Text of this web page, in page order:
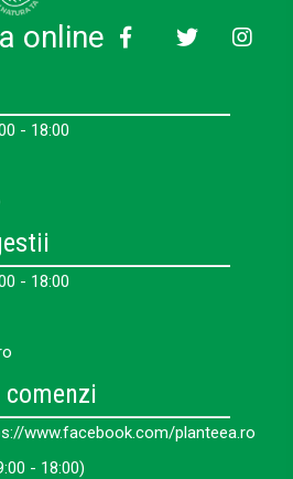
online
- 18:00
- 18:00
www.facebook.com/planteea.ro
- 18:00)